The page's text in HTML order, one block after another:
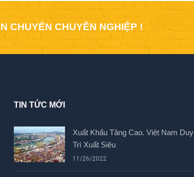
CHUYỂN CHUYÊN NGHIỆP !
TIN TỨC MỚI
Xuất Khẩu Tăng Cao. Việt Nam Duy
Trì Xuất Siêu
11/26/2022